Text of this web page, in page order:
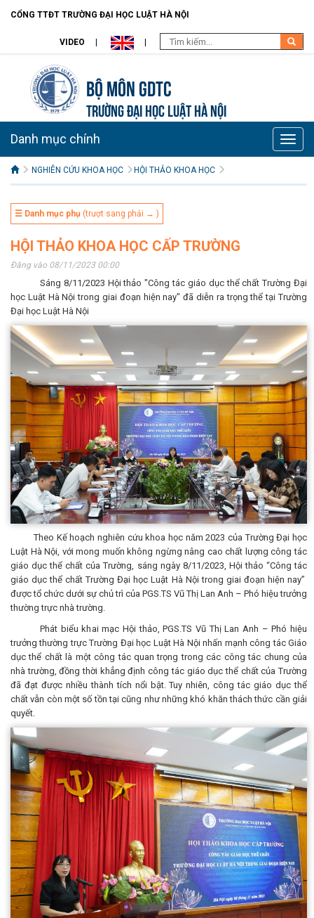
CỔNG TTĐT TRƯỜNG ĐẠI HỌC LUẬT HÀ NỘI
VIDEO
Bộ môn GDTC
TRƯỜNG ĐẠI HỌC LUẬT HÀ NỘI
Toggle
Danh mục chính
NGHIÊN CỨU KHOA HỌC HỘI THẢO KHOA HỌC
☰ Danh mục phụ (trượt sang phải → )
HỘI THẢO KHOA HỌC CẤP TRƯỜNG
Đăng vào 08/11/2023 00:00
Sáng 8/11/2023 Hội thảo "Công tác giáo dục thể chất Trường Đại
học Luật Hà Nội trong giai đoạn hiện nay" đã diễn ra trọng thể tại Trường
Đại học Luật Hà Nội
Theo Kế hoạch nghiên cứu khoa học năm 2023 của Trường Đại học
Luật Hà Nội, với mong muốn không ngừng nâng cao chất lượng công tác
giáo dục thể chất của Trường, sáng ngày 8/11/2023, Hội thảo “Công tác
giáo dục thể chất Trường Đại học Luật Hà Nội trong giai đoạn hiện nay”
được tổ chức dưới sự chủ trì của PGS.TS Vũ Thị Lan Anh – Phó hiệu trưởng
thường trực nhà trường.
Phát biểu khai mạc Hội thảo, PGS.TS Vũ Thị Lan Anh – Phó hiệu
trưởng thường trực Trường Đại học Luật Hà Nội nhấn mạnh công tác Giáo
dục thể chất là một công tác quan trọng trong các công tác chung của
nhà trường, đồng thời khẳng định công tác giáo dục thể chất của Trường
đã đạt được nhiều thành tích nổi bật. Tuy nhiên, công tác giáo dục thể
chất vẫn còn một số tồn tại cũng như những khó khăn thách thức cần giải
quyết.